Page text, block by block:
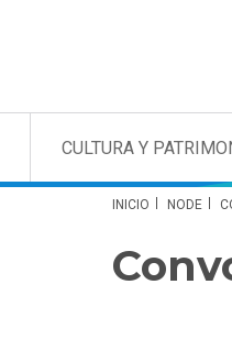
CULTURA Y
INICIO NODE